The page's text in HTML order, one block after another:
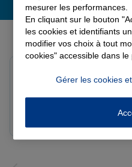
Derniers avis de
Note de 5 sur 5
mesurer les performances.
En cliquant sur le bouton
les cookies et identifiants
modifier vos choix à tout
cookies" accessible dans le
Gérer les cookies